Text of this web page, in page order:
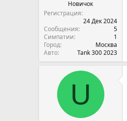
Новичок
Регистрация
24 Дек 2024
Сообщения
5
Симпатии
1
Город
Москва
Авто
Tank 300 2023
U